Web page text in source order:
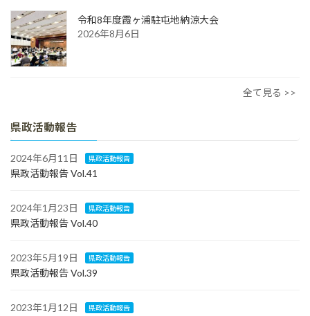
令和8年度霞ヶ浦駐屯地納涼大会
2026年8月6日
全て見る >>
県政活動報告
2024年6月11日 県政活動報告
県政活動報告 Vol.41
2024年1月23日 県政活動報告
県政活動報告 Vol.40
2023年5月19日 県政活動報告
県政活動報告 Vol.39
2023年1月12日 県政活動報告